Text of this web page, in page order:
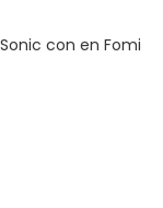
con en Fomi